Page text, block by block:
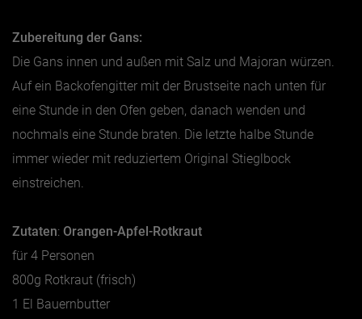
Zubereitung der Gans:
Die Gans innen und außen mit Salz und Majoran würzen.
Auf ein Backofengitter mit der Brustseite nach unten für
eine Stunde in den Ofen geben, danach wenden und
nochmals eine Stunde braten. Die letzte halbe Stunde
immer wieder mit reduziertem Original Stieglbock
einstreichen.
Zutaten: Orangen-Apfel-Rotkraut
für 4 Personen
800g Rotkraut (frisch)
1 El Bauernbutter